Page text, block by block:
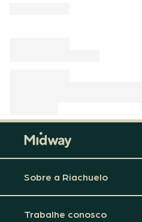
Sobre a Riachuelo
Trabalhe conosco